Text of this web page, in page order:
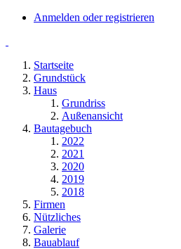
Anmelden oder registrieren
Startseite
Grundstück
Haus
Grundriss
Außenansicht
Bautagebuch
2022
2021
2020
2019
2018
Firmen
Nützliches
Galerie
Bauablauf